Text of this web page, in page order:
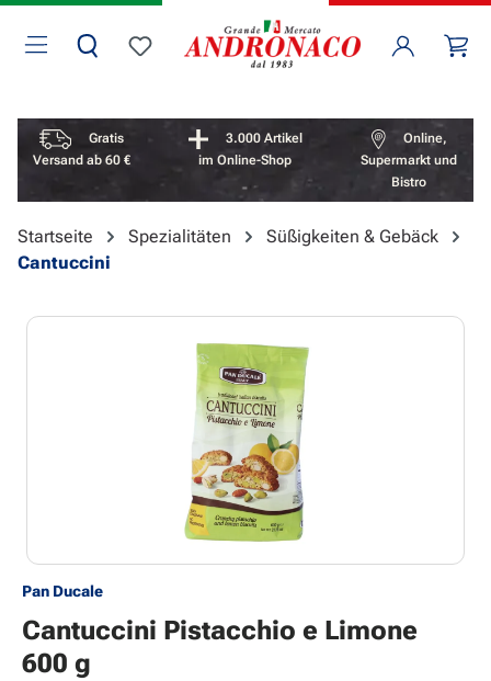
Zum Hauptinhalt springen
Du hast 0 Produkte auf dem Merkzettel
Vorteile überspringen
Gratis
Versand ab 60 €
3.000 Artikel
im Online-Shop
Online,
Supermarkt und
Bistro
Startseite Spezialitäten
Süßigkeiten & Gebäck
Cantuccini
Bildergalerie überspringen
Pan Ducale
Cantuccini Pistacchio e Limone
600 g